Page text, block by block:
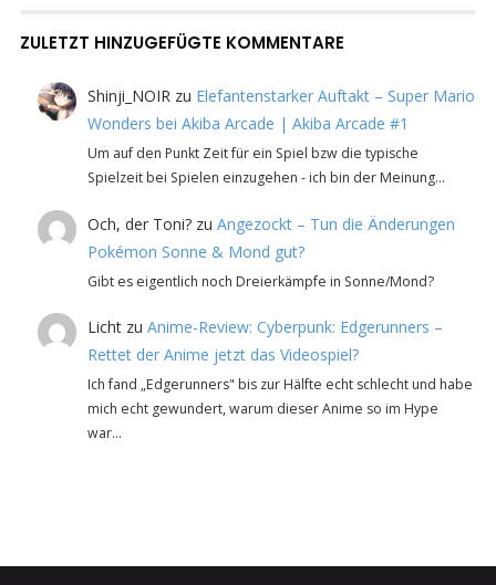
ZULETZT HINZUGEFÜGTE KOMMENTARE
Shinji_NOIR zu Elefantenstarker Auftakt – Super Mario
Wonders bei Akiba Arcade | Akiba Arcade #1
Um auf den Punkt Zeit für ein Spiel bzw die typische
Spielzeit bei Spielen einzugehen - ich bin der Meinung…
Och, der Toni? zuAngezockt – Tun die Änderungen
Pokémon Sonne & Mond gut?
Gibt es eigentlich noch Dreierkämpfe in Sonne/Mond?
Licht zuAnime-Review: Cyberpunk: Edgerunners –
Rettet der Anime jetzt das Videospiel?
Ich fand „Edgerunners" bis zur Hälfte echt schlecht und habe
mich echt gewundert, warum dieser Anime so im Hype
war…